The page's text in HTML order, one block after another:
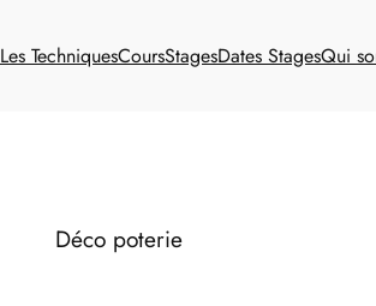
Les TechniquesCoursStagesDates StagesQui
Déco poterie